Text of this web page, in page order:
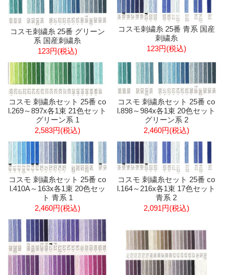
コスモ刺繍糸 25番 グリーン
系 国産刺繍糸
123円(税込)
コスモ刺繍糸 25番 青系 国産
刺繍糸
123円(税込)
コスモ 刺繍糸セット 25番 co
l.269～897x各1束 21色セット
グリーン系 1
2,583円(税込)
コスモ 刺繍糸セット 25番 co
l.898～984x各1束 20色セット
グリーン系 2
2,460円(税込)
コスモ 刺繍糸セット 25番 co
l.410A～163x各1束 20色セッ
ト 青系 1
2,460円(税込)
コスモ 刺繍糸セット 25番 co
l.164～216x各1束 17色セット
青系 2
2,091円(税込)